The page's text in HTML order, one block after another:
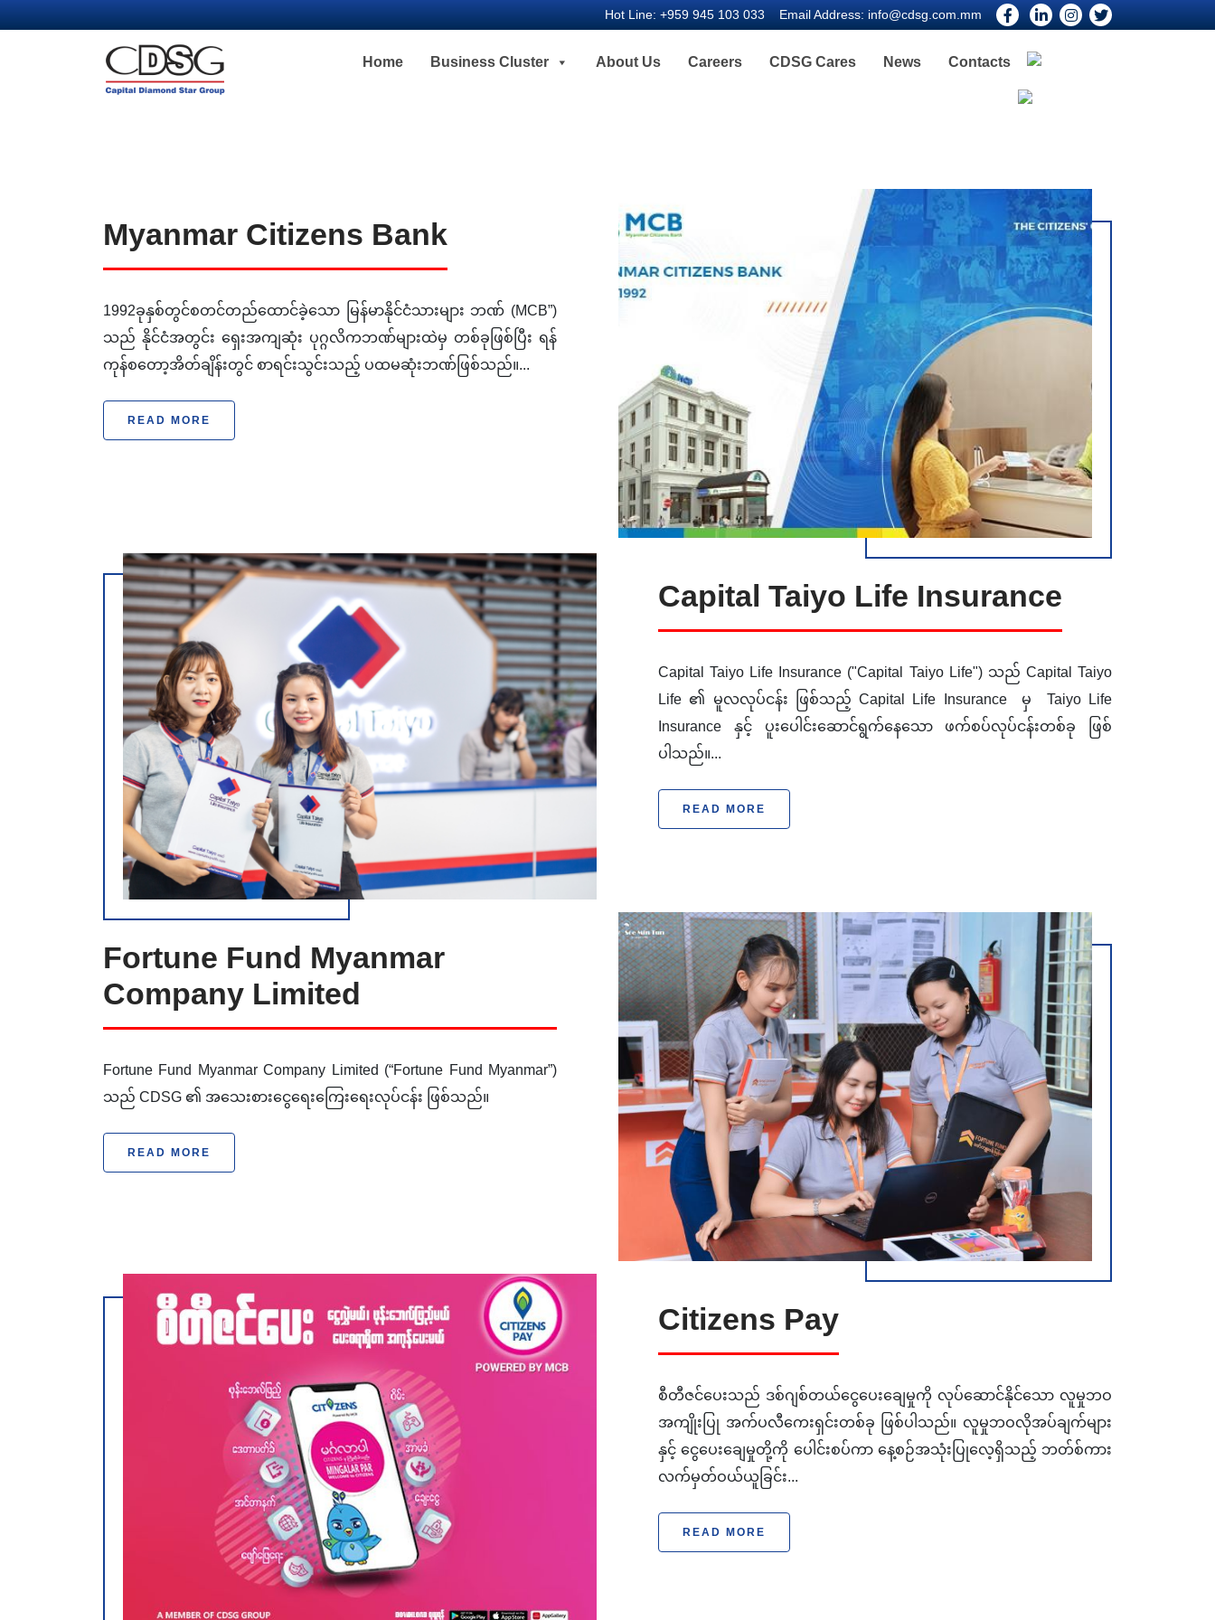
Hot Line: +959 945 103 033 Email Address: info@cdsg.com.mm
Home Business Cluster About Us Careers CDSG Cares News Contacts
Myanmar Citizens Bank
1992ခုနှစ်တွင်စတင်တည်ထောင်ခဲ့သော မြန်မာနိုင်ငံသားများ ဘဏ် (MCB”)
သည် နိုင်ငံအတွင်း ရှေးအကျဆုံး ပုဂ္ဂလိကဘဏ်များထဲမှ တစ်ခုဖြစ်ပြီး ရန်
ကုန်စတော့အိတ်ချိန်းတွင် စာရင်းသွင်းသည့် ပထမဆုံးဘဏ်ဖြစ်သည်။...
READ MORE
Capital Taiyo Life Insurance
Capital Taiyo Life Insurance ("Capital Taiyo Life") သည် Capital Taiyo
Life ၏ မူလလုပ်ငန်း ဖြစ်သည့် Capital Life Insurance မှ Taiyo Life
Insurance နှင့် ပူးပေါင်းဆောင်ရွက်နေသော ဖက်စပ်လုပ်ငန်းတစ်ခု ဖြစ်
ပါသည်။...
READ MORE
Fortune Fund Myanmar
Company Limited
Fortune Fund Myanmar Company Limited (“Fortune Fund Myanmar”)
သည် CDSG ၏ အသေးစားငွေရေးကြေးရေးလုပ်ငန်း ဖြစ်သည်။
READ MORE
Citizens Pay
စီတီဇင်ပေးသည် ဒစ်ဂျစ်တယ်ငွေပေးချေမှုကို လုပ်ဆောင်နိုင်သော လူမှုဘဝ
အကျိုးပြု အက်ပလီကေးရှင်းတစ်ခု ဖြစ်ပါသည်။ လူမှုဘဝလိုအပ်ချက်များ
နှင့် ငွေပေးချေမှုတို့ကို ပေါင်းစပ်ကာ နေ့စဉ်အသုံးပြုလေ့ရှိသည့် ဘတ်စ်ကား
လက်မှတ်ဝယ်ယူခြင်း...
READ MORE